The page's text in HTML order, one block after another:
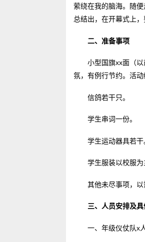
萦绕在我的脑海。随
总结出，在开幕式上
二、准备事项
小型国旗xx面（
氛，有例行节约。活动
信鸽若干只。
学生串词一份。
学生运动器具若干
学生服装以校服为
其他未尽事项，以
三、 人员安排及
一、年级仪仗队x